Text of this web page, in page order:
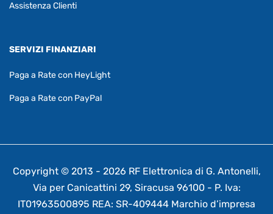
Assistenza Clienti
SERVIZI FINANZIARI
Paga a Rate con HeyLight
Paga a Rate con PayPal
Copyright © 2013 - 2026 RF Elettronica di G. Antonelli,
Via per Canicattini 29, Siracusa 96100 - P. Iva:
IT01963500895 REA: SR-409444 Marchio d’impresa